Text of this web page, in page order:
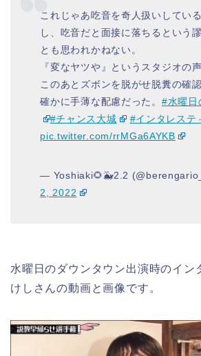
これじゃあ吃音を奇人扱いしてい
し、吃音だと面接に落ちるという
とも思われかねない。
『変なヤツや』というスタジオの
このあとズボンを脱がせ脱糞の確
確かに手薄な配慮だった。 #水曜日
#チャンス大城
#インタレステ
pic.twitter.com/rrMGa6AYKB
— Yoshiaki🌻🐳2.2
2, 2022
水曜日のダウンタウン出演時のイン
けしさんの動画と画像です。